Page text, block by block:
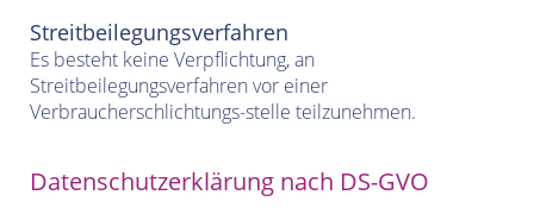
Streitbeilegungsverfahren
Es besteht keine Verpflichtung, an
Streitbeilegungsverfahren vor einer
Verbraucherschlichtungs-stelle teilzunehmen.
Datenschutzerklärung nach DS-GVO